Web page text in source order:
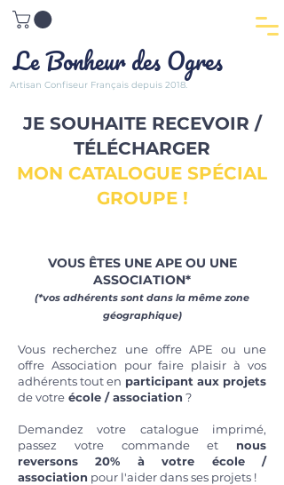
LE NOUGAT AU MIEL DE BRETAGNE
Le Bonheur des Ogres
Artisan Confiseur Français depuis 2018.
JE SOUHAITE RECEVOIR /
TÉLÉCHARGER
MON CATALOGUE SPÉCIAL
GROUPE !
VOUS ÊTES UNE APE OU UNE
ASSOCIATION*
(*vos adhérents sont dans la même zone
géographique)
Vous recherchez une offre APE ou une
offre Association pour faire plaisir à vos
adhérents tout en participant aux projets
de votre école / association ?
Demandez votre catalogue imprimé,
passez votre commande et nous
reversons 20% à votre école /
association pour l'aider dans ses projets !